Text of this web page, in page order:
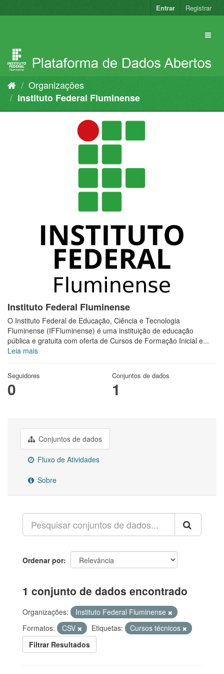
para
Entrar Registrar
Organizações
Instituto Federal Fluminense
Instituto Federal Fluminense
O Instituto Federal de Educação, Ciência e Tecnologia
Fluminense (IFFluminense) é uma instituição de educação
pública e gratuita com oferta de Cursos de Formação Inicial e...
Leia mais
Seguidores
0
Conjuntos de dados
1
Conjuntos de dados
Fluxo de Atividades
Sobre
Ordenar por
1 conjunto de dados encontrado
Organizações:
Instituto Federal Fluminense
Formatos:
CSV Etiquetas:
Cursos técnicos
Filtrar Resultados